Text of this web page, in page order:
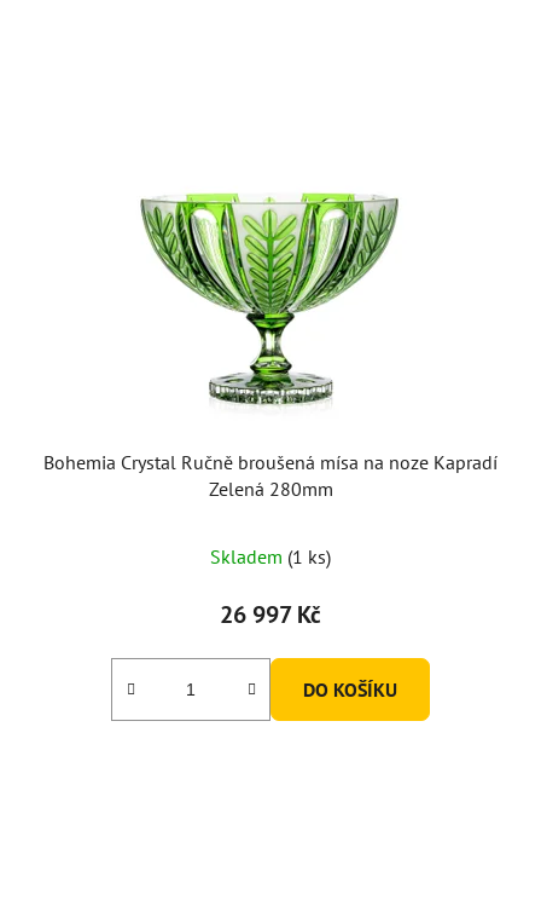
Bohemia Crystal Ručně broušená mísa na noze Kapradí
Zelená 280mm
Skladem (1 ks)
26 997 Kč
DO KOŠÍKU